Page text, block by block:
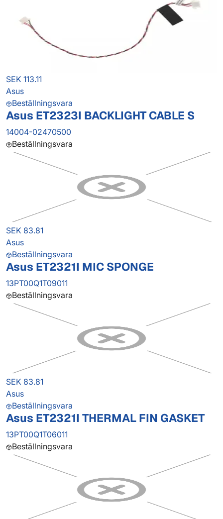
SEK 113.11
Asus
Beställningsvara
Asus ET2323I BACKLIGHT CABLE S
14004-02470500
Beställningsvara
SEK 83.81
Asus
Beställningsvara
Asus ET2321I MIC SPONGE
13PT00Q1T09011
Beställningsvara
SEK 83.81
Asus
Beställningsvara
Asus ET2321I THERMAL FIN GASKET
13PT00Q1T06011
Beställningsvara